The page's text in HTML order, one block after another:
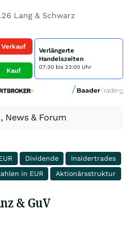
Lang & Schwarz
Verkauf
Kauf
Verlängerte
Handelszeiten
07:30 bis 23:00 Uhr
News & Forum
Dividende
Insidertrades
in EUR
Aktionärsstruktur
& GuV